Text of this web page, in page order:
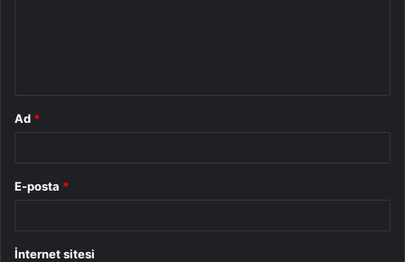
Ad *
E-posta *
İnternet sitesi